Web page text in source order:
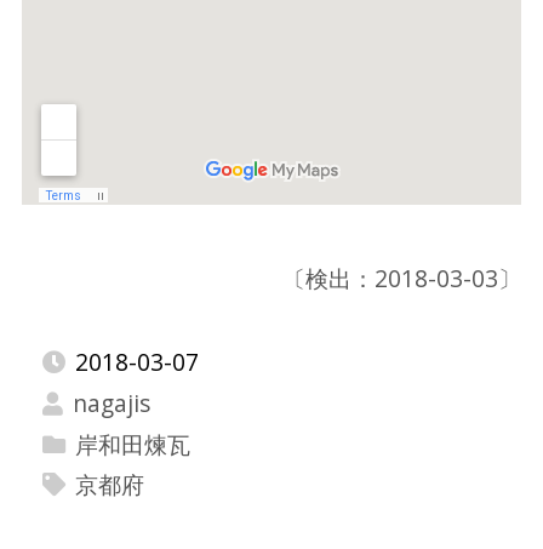
〔検出：2018-03-03〕
2018-03-07
nagajis
岸和田煉瓦
京都府